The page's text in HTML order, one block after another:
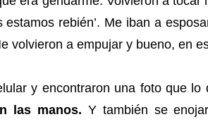
rebién’. Me iban a
volvieron a empujar y bueno, en
y encontraron una foto que lo
las manos. Y también se